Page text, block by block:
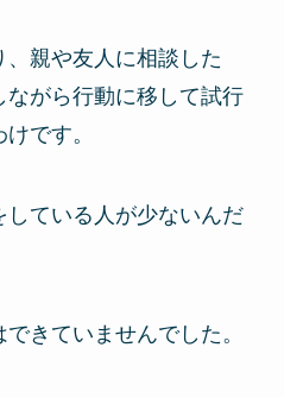
親や友人に相談した
ながら行動に移して試行
です。
ている人が少ないんだ
きていませんでした。